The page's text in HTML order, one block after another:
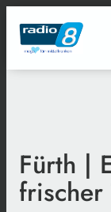
Fürth |
frischer